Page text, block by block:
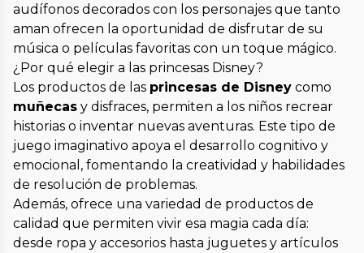
audífonos decorados con los personajes que tanto
aman ofrecen la oportunidad de disfrutar de su
música o películas favoritas con un toque mágico.
¿Por qué elegir a las princesas Disney?
Los productos de las princesas de Disney como
muñecas y disfraces, permiten a los niños recrear
historias o inventar nuevas aventuras. Este tipo de
juego imaginativo apoya el desarrollo cognitivo y
emocional, fomentando la creatividad y habilidades
de resolución de problemas.
Además, ofrece una variedad de productos de
calidad que permiten vivir esa magia cada día:
desde ropa y accesorios hasta juguetes y artículos